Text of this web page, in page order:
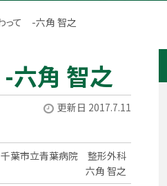
って -六角 智之
六角 智之
更新日 2017.7.11
千葉市立青葉病院 整形外科
六角 智之